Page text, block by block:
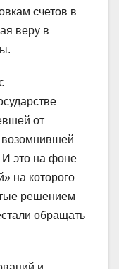
счетов в
веру в
от
возомнившей
И это на фоне
на которого
решением
обращать